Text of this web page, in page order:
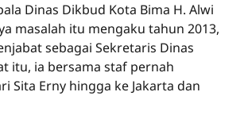
Dinas Dikbud Kota Bima H. Alwi
masalah itu mengaku tahun 2013,
sebagai Sekretaris Dinas
itu, ia bersama staf pernah
Sita Erny hingga ke Jakarta dan